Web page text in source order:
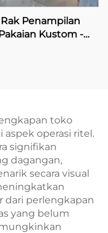
Rak Penampilan
Kustom -
toko
operasi ritel.
signifikan
dagangan,
secara visual
dari perlengkapan
yang belum